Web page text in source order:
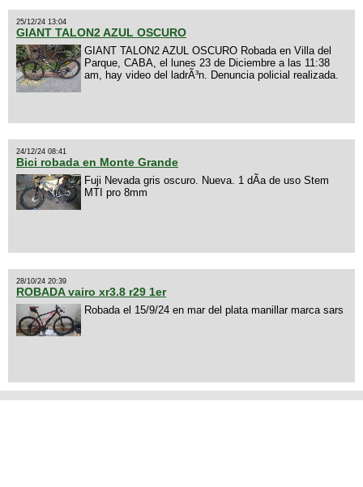
25/12/24 13:04
GIANT TALON2 AZUL OSCURO
GIANT TALON2 AZUL OSCURO Robada en Villa del
Parque, CABA, el lunes 23 de Diciembre a las 11:38
am, hay video del ladrÃ³n. Denuncia policial realizada.
24/12/24 08:41
Bici robada en Monte Grande
Fuji Nevada gris oscuro. Nueva. 1 dÃ­a de uso Stem
MTI pro 8mm
28/10/24 20:39
ROBADA vairo xr3.8 r29 1er
Robada el 15/9/24 en mar del plata manillar marca sars